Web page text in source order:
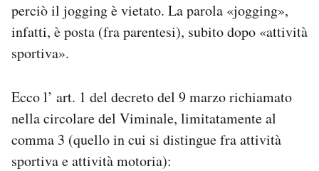
perciò il jogging è vietato. La parola «jogging»,
infatti, è posta (fra parentesi), subito dopo «attività
sportiva».
Ecco l’ art. 1 del decreto del 9 marzo richiamato
nella circolare del Viminale, limitatamente al
comma 3 (quello in cui si distingue fra attività
sportiva e attività motoria):